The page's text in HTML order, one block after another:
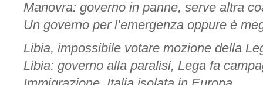
Manovra: governo in panne, serve altra
Un governo per l’emergenza oppure è
Libia, impossibile votare mozione della
Libia: governo alla paralisi, Lega fa